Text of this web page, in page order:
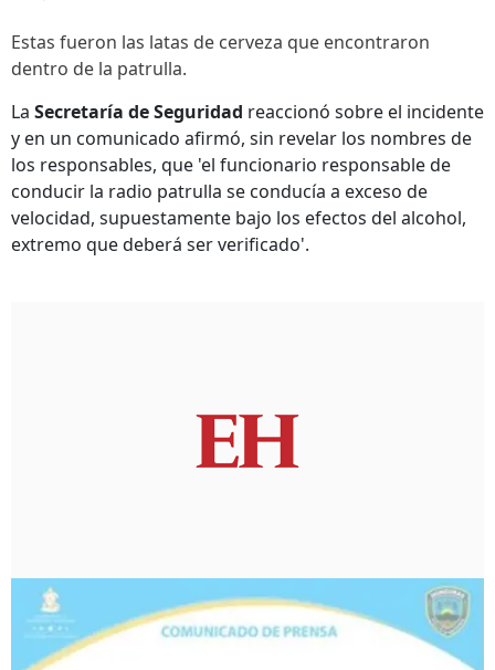
Estas fueron las latas de cerveza que encontraron
dentro de la patrulla.
La Secretaría de Seguridad reaccionó sobre el incidente
y en un comunicado afirmó, sin revelar los nombres de
los responsables, que 'el funcionario responsable de
conducir la radio patrulla se conducía a exceso de
velocidad, supuestamente bajo los efectos del alcohol,
extremo que deberá ser verificado'.